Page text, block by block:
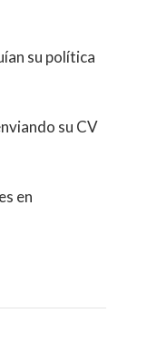
su política
su CV
en